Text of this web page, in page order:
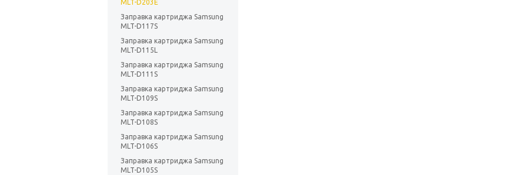
MLT-D203E
Заправка картриджа Samsung
MLT-D117S
Заправка картриджа Samsung
MLT-D115L
Заправка картриджа Samsung
MLT-D111S
Заправка картриджа Samsung
MLT-D109S
Заправка картриджа Samsung
MLT-D108S
Заправка картриджа Samsung
MLT-D106S
Заправка картриджа Samsung
MLT-D105S